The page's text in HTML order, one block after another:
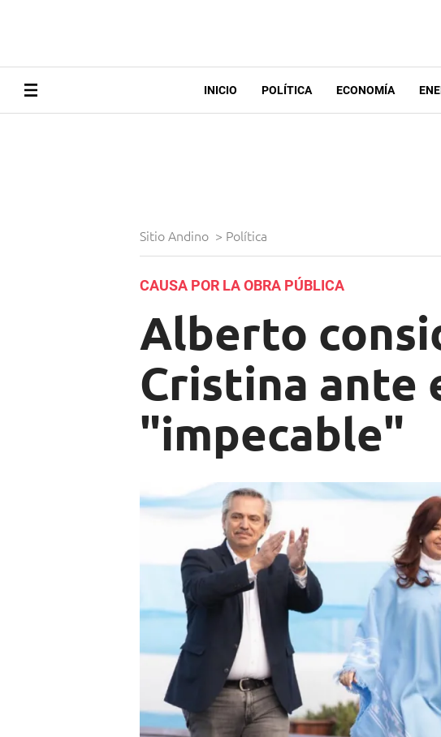
INICIO POLÍTICA ECONOMÍA
Sitio Andino > Política
CAUSA POR LA OBRA PÚBLICA
Alberto
Cristina ante
"impecable"